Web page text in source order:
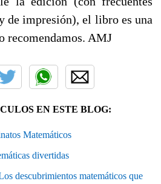
de impresión), el libro es una
recomendamos. AMJ
EN ESTE BLOG:
Matemáticos
divertidas
descubrimientos matemáticos que